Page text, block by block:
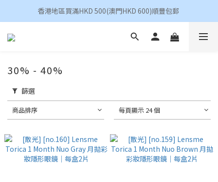
香港地區買滿HKD 500(澳門HKD 600)順豐包郵
香港地區買滿HKD 500(澳門HKD 600)順豐包郵
昆凌 Quinlivan 日拋 任選 $360/4盒
30% - 40%
篩選
商品排序 每頁顯示 24 個